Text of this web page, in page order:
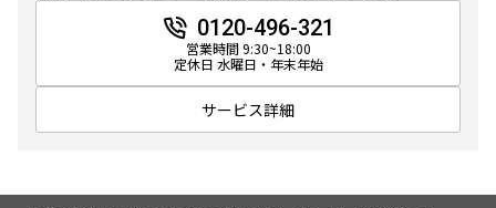
0120-496-321
営業時間 9:30~18:00
定休日 水曜日・年末年始
サービス詳細